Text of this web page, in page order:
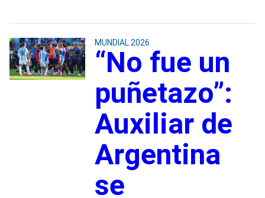
MUNDIAL 2026
“No fue un
puñetazo”:
Auxiliar de
Argentina
se